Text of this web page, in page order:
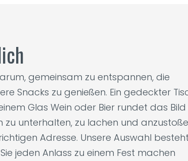
gemeinsam zu entspannen, die
Snacks zu genießen. Ein gedeckter
Glas Wein oder Bier rundet das
zu unterhalten, zu lachen und
Adresse. Unsere Auswahl
jeden Anlass zu einem Fest machen